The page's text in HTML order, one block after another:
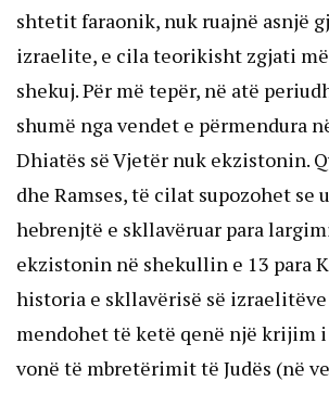
shtetit faraonik, nuk ruajnë asnjë
izraelite, e cila teorikisht zgjati
shekuj. Për më tepër, në atë
shumë nga vendet e përmendura
Dhiatës së Vjetër nuk ekzistonin.
dhe Ramses, të cilat supozohet se
hebrenjtë e skllavëruar para
ekzistonin në shekullin e 13 para
historia e skllavërisë së
mendohet të ketë qenë një krijim
vonë të mbretërimit të Judës (në